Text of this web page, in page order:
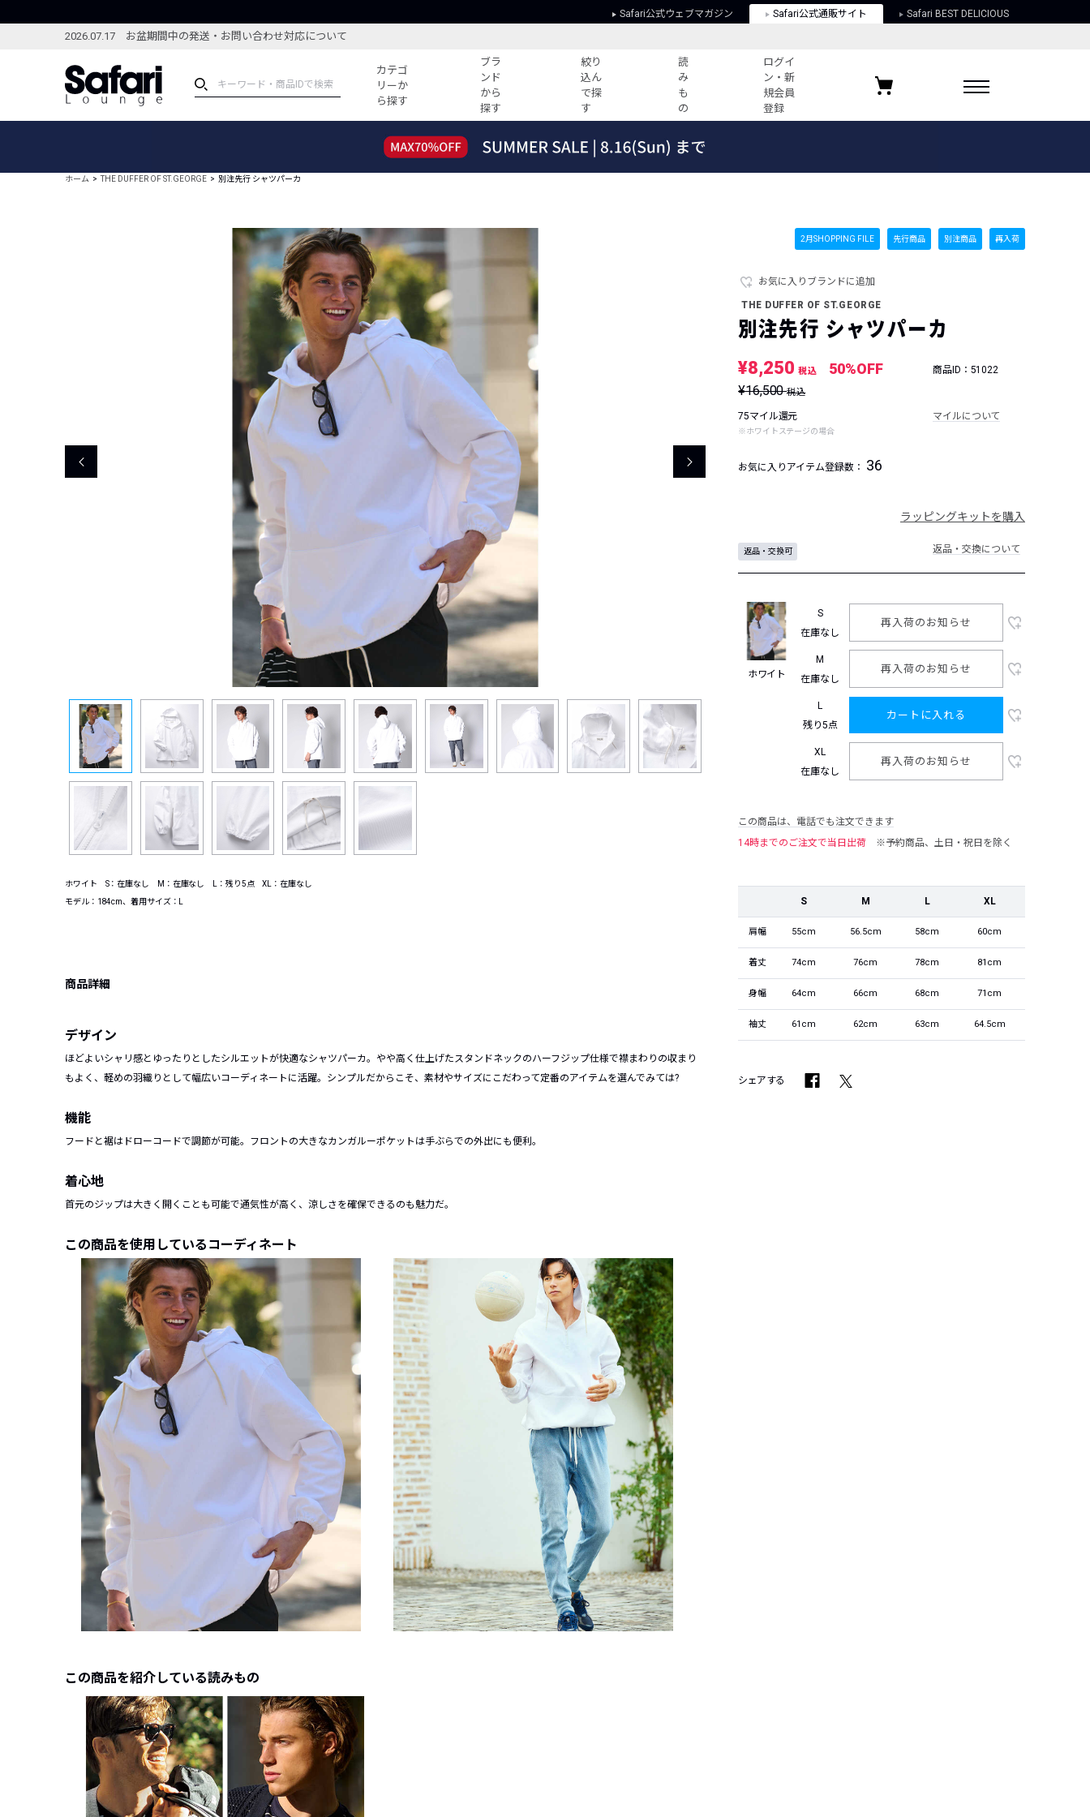
Safari公式ウェブマガジン Safari公式通販サイト Safari BEST DELICIOUS
2026.07.17 お盆期間中の発送・お問い合わせ対応について
カテゴ
リーか
ら探す
ブラ
ンド
から
探す
絞り
込ん
で探
す
読
み
も
の
ログイ
ン・新
規会員
登録
ブランドから探す
特集記事
コーディネート
編集部のおすすめコーディネート
すべての記事
新ブランドご紹介！
人気記事ランキング
バイヤーズ レコメンド
今週の別注アイテム
ウィークリーコーデ
レコメンドアイテム
ピックアップアイテム
フォーカスブランド
セールおすすめアイテム
人気アイテム TOP 15
特定商取引に関する法律
お気に入りブランド
ホーム THE DUFFER OF ST.GEORGE 別注先行 シャツパーカ
ホワイト S：在庫なし M：在庫なし L：残り5点 XL：在庫なし
モデル：184cm、着用サイズ：L
商品詳細
デザイン
ほどよいシャリ感とゆったりとしたシルエットが快適なシャツパーカ。やや高く仕上げたスタンドネックのハーフジップ仕様で襟まわりの収まり
もよく、軽めの羽織りとして幅広いコーディネートに活躍。シンプルだからこそ、素材やサイズにこだわって定番のアイテムを選んでみては?
機能
フードと裾はドローコードで調節が可能。フロントの大きなカンガルーポケットは手ぶらでの外出にも便利。
着心地
首元のジップは大きく開くことも可能で通気性が高く、涼しさを確保できるのも魅力だ。
この商品を使用しているコーディネート
この商品を紹介している読みもの
再入荷
別注商品
先行商品
2月SHOPPING FILE
お気に入りブランドに追加
THE DUFFER OF ST.GEORGE
別注先行 シャツパーカ
¥8,250税込 50%OFF 商品ID：51022
¥16,500税込
75マイル還元
※ホワイトステージの場合
マイルについて
お気に入りアイテム登録数： 36
ラッピングキットを購入
返品・交換可 返品・交換について
ホワイト
S
在庫なし
再入荷のお知らせ
M
在庫なし
再入荷のお知らせ
L
残り5点
カートに入れる
XL
在庫なし
再入荷のお知らせ
この商品は、電話でも注文できます
14時までのご注文で当日出荷
※予約商品、土日・祝日を除く
S M L XL
肩幅 55cm 56.5cm 58cm 60cm
着丈 74cm 76cm 78cm 81cm
身幅 64cm 66cm 68cm 71cm
袖丈 61cm 62cm 63cm 64.5cm
シェアする